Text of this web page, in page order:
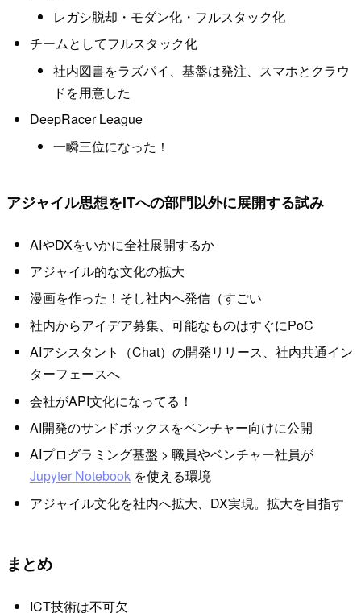
レガシ脱却・モダン化・フルスタック化
チームとしてフルスタック化
社内図書をラズパイ、基盤は発注、スマホとクラウ
ドを用意した
DeepRacer League
一瞬三位になった！
アジャイル思想をITへの部門以外に展開する試み
AIやDXをいかに全社展開するか
アジャイル的な文化の拡大
漫画を作った！そし社内へ発信（すごい
社内からアイデア募集、可能なものはすぐにPoC
AIアシスタント（Chat）の開発リリース、社内共通イン
ターフェースへ
会社がAPI文化になってる！
AI開発のサンドボックスをベンチャー向けに公開
AIプログラミング基盤 > 職員やベンチャー社員が
Jupyter Notebookを使える環境
アジャイル文化を社内へ拡大、DX実現。拡大を目指す
まとめ
ICT技術は不可欠